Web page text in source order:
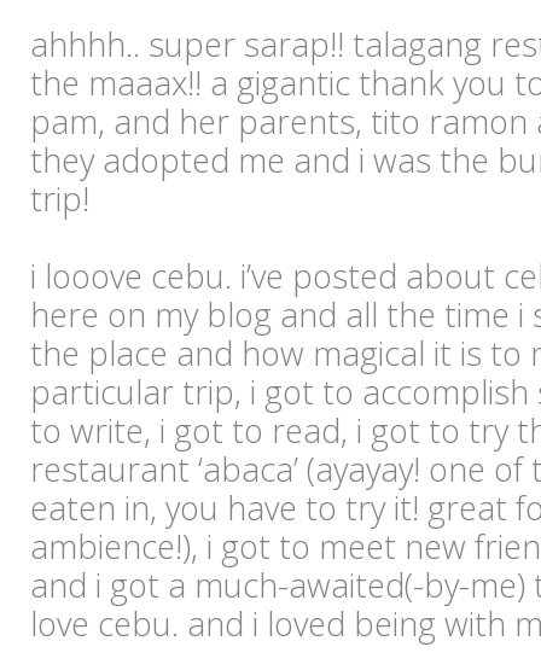
ahhhh.. super sarap!! talagang
the maaax!! a gigantic thank you
pam, and her parents, tito ramon
they adopted me and i was the
trip!
i looove cebu. i’ve posted about
here on my blog and all the time i
the place and how magical it is to
particular trip, i got to accomplish
to write, i got to read, i got to try
restaurant ‘abaca’ (ayayay! one of
eaten in, you have to try it! great
ambience!), i got to meet new
and i got a much-awaited(-by-me)
love cebu. and i loved being with